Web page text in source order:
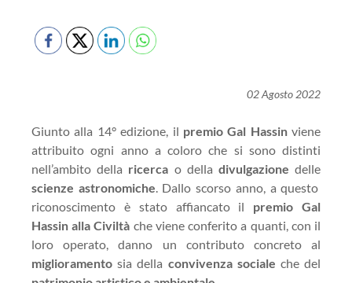
02 Agosto 2022
Giunto alla 14° edizione, il premio Gal Hassinviene
attribuito ogni anno a coloro che si sono distinti
nell’ambito della ricerca o della divulgazionedelle
scienze astronomiche. Dallo scorso anno, a questo
riconoscimento è stato affiancato il premio Gal
Hassin alla Civiltà che viene conferito a quanti, con il
loro operato, danno un contributo concreto al
miglioramento sia della convivenza sociale che del